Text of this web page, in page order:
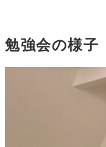
勉強会の様子